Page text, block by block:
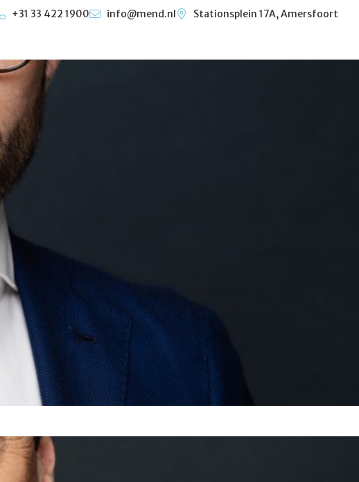
+31 33 422 1900 info@mend.nl Stationsplein 17A, Amersfoort